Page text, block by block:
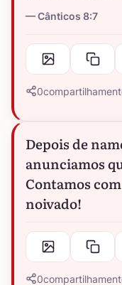
Cânticos 8:7
0
Depois de
anunciamos
Contamos
noivado!
0